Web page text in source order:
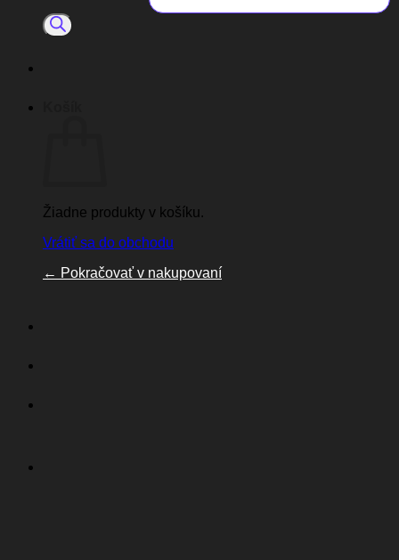
Žiadne produkty v košíku.
Vrátiť sa do obchodu
← Pokračovať v nakupovaní